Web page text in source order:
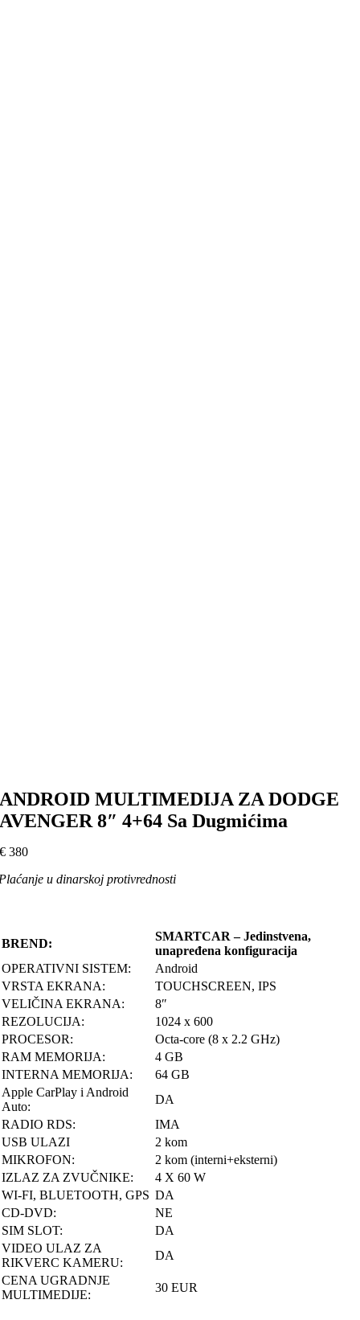
ANDROID MULTIMEDIJA ZA DODGE
AVENGER 8″ 4+64 Sa Dugmićima
€ 380
u dinarskoj protivrednosti
BREND:
SMARTCAR – Jedinstvena,
unapređena konfiguracija
OPERATIVNI SISTEM:
Android
VRSTA EKRANA:
TOUCHSCREEN, IPS
VELIČINA EKRANA:
8″
REZOLUCIJA:
1024 x 600
PROCESOR:
Octa-core (8 x 2.2 GHz)
RAM MEMORIJA:
4 GB
INTERNA MEMORIJA:
64 GB
Apple CarPlay i Android
Auto:
DA
RADIO RDS:
IMA
USB ULAZI
2 kom
MIKROFON:
2 kom (interni+eksterni)
IZLAZ ZA ZVUČNIKE:
4 X 60 W
WI-FI, BLUETOOTH, GPS DA
CD-DVD:
NE
SIM SLOT:
DA
VIDEO ULAZ ZA
RIKVERC KAMERU:
DA
CENA UGRADNJE
MULTIMEDIJE:
30 EUR